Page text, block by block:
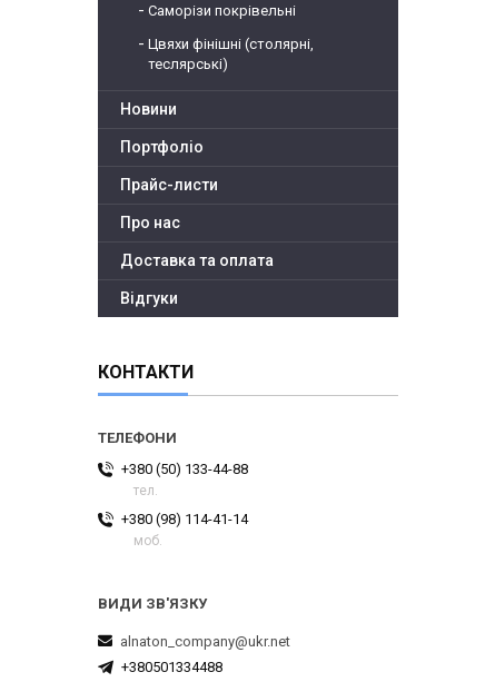
Саморізи покрівельні
Цвяхи фінішні (столярні,
теслярські)
Новини
Портфоліо
Прайс-листи
Про нас
Доставка та оплата
Відгуки
КОНТАКТИ
+380 (50) 133-44-88
тел.
+380 (98) 114-41-14
моб.
alnaton_company@ukr.net
+380501334488